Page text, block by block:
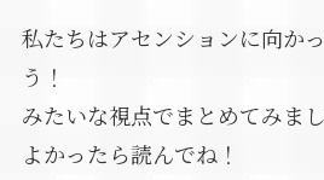
私たちはアセンションに向か
う！
みたいな視点でまとめてみまし
よかったら読んでね！